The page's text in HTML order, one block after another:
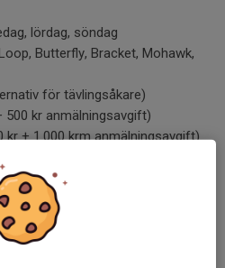
lördag, söndag
Butterfly, Bracket, Mohawk,
för tävlingsåkare)
kr anmälningsavgift)
kr + 1.000 krm anmälningsavgift)
söndag